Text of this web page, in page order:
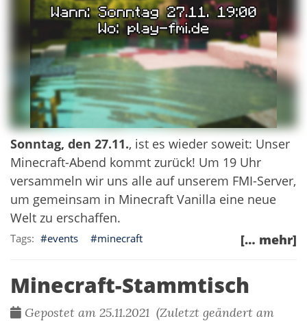
Sonntag, den 27.11., ist es wieder soweit: Unser
Minecraft-Abend kommt zurück! Um 19 Uhr
versammeln wir uns alle auf unserem FMI-Server,
um gemeinsam in Minecraft Vanilla eine neue
Welt zu erschaffen.
[… mehr]
events minecraft
Minecraft-Stammtisch
Gepostet am 25.11.2021 (Zuletzt geändert am